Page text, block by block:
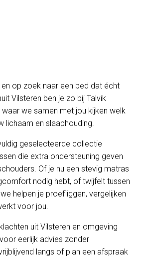
op zoek naar een bed dat écht
Vilsteren ben je zo bij Talvik
waar we samen met jou kijken welk
lichaam en slaaphouding.
geselecteerde collectie
die extra ondersteuning geven
Of je nu een stevig matras
nodig hebt, of twijfelt tussen
helpen je proefliggen, vergelijken
voor jou.
uit Vilsteren en omgeving
eerlijk advies zonder
langs of plan een afspraak